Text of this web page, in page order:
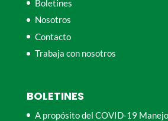
Boletines
Nosotros
Contacto
Trabaja con nosotros
BOLETINES
A propósito del COVID-19